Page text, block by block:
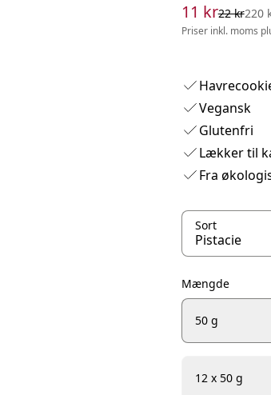
11 kr22 kr220
Priser inkl. moms
Vegansk
Glutenfri
Lækker til
Fra
Sort
Mængde
50 g
12 x 50 g